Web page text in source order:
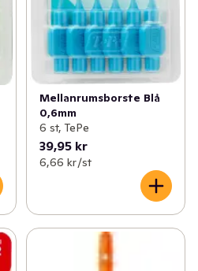
Mellanrumsborste Blå
0,6mm
6 st, TePe
39,95 kr
6,66 kr /st